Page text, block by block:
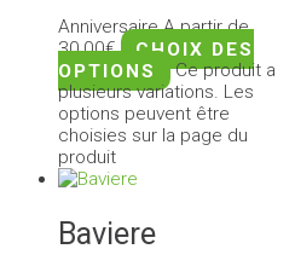
AnniversaireA partir de
30,00€
CHOIX DES
OPTIONS
Ce produit a
plusieurs variations. Les
options peuvent être
choisies sur la page du
produit
Baviere